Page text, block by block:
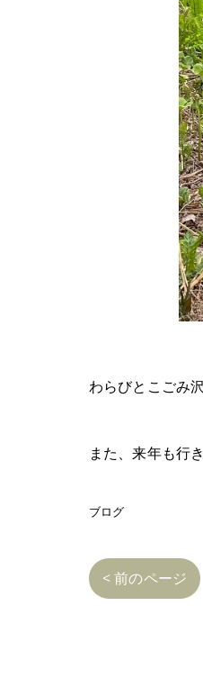
わらびとこごみ
また、来年も行
ブログ
< 前のページ